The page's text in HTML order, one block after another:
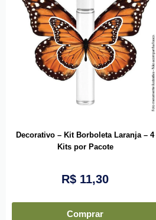
Decorativo – Kit Borboleta Laranja – 4
Kits por Pacote
R$ 11,30
Comprar